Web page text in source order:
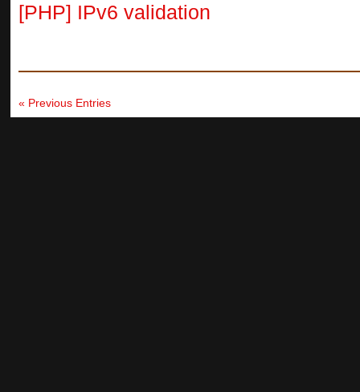
[PHP] IPv6 validation
« Previous Entries